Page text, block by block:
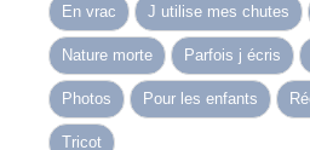
En vrac J utilise mes chutes
Nature morte Parfois j écris
Photos Pour les enfants
Tricot